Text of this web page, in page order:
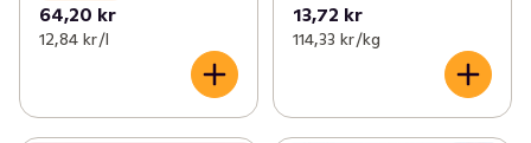
64,20 kr
12,84 kr /l
13,72 kr
114,33 kr /kg